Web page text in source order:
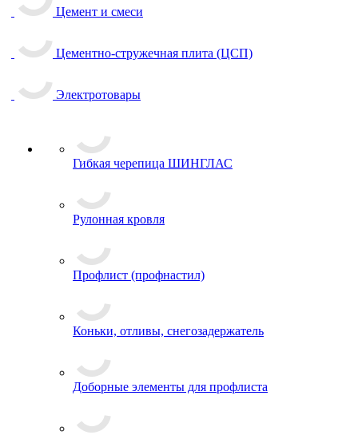
Цемент и смеси
Цементно-стружечная плита (ЦСП)
Электротовары
Гибкая черепица ШИНГЛАС
Рулонная кровля
Профлист (профнастил)
Коньки, отливы, снегозадержатель
Доборные элементы для профлиста